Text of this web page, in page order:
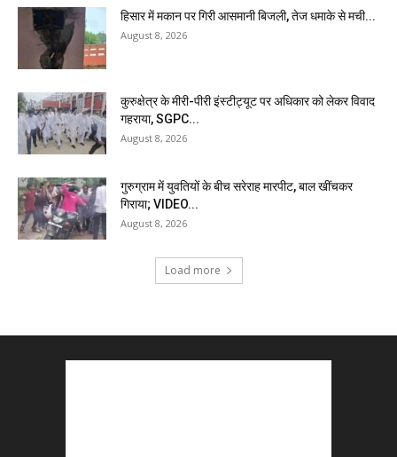
हिसार में मकान पर गिरी आसमानी बिजली, तेज धमाके से मची...
August 8, 2026
कुरुक्षेत्र के मीरी-पीरी इंस्टीट्यूट पर अधिकार को लेकर विवाद
गहराया, SGPC...
August 8, 2026
गुरुग्राम में युवतियों के बीच सरेराह मारपीट, बाल खींचकर
गिराया; VIDEO...
August 8, 2026
Load more